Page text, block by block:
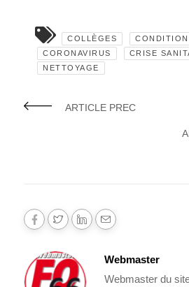
COLLÈGES
CORONAVIRUS
CRISE
NETTOYAGE
ARTICLE PREC
Webmaster
Webmaster du